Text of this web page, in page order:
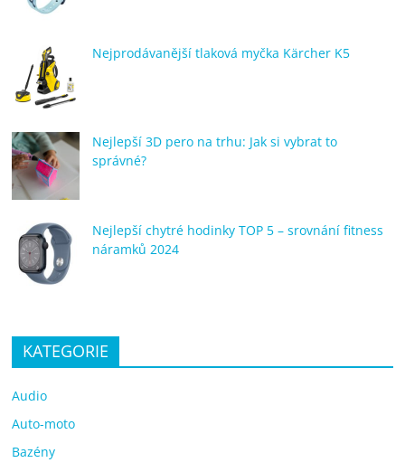
Nejprodávanější tlaková myčka Kärcher K5
Nejlepší 3D pero na trhu: Jak si vybrat to
správné?
Nejlepší chytré hodinky TOP 5 – srovnání fitness
náramků 2024
KATEGORIE
Audio
Auto-moto
Bazény